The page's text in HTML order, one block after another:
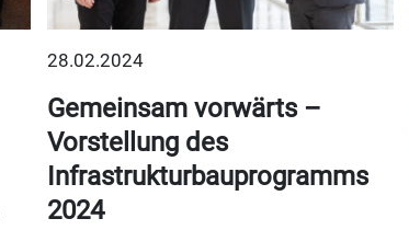
28.02.2024
Gemeinsam vorwärts –
Vorstellung des
Infrastrukturbauprogramms
2024